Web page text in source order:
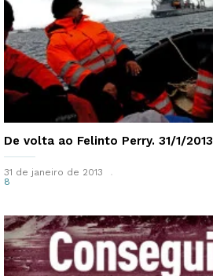
De volta ao Felinto Perry. 31/1/2013
31 de janeiro de 2013
8